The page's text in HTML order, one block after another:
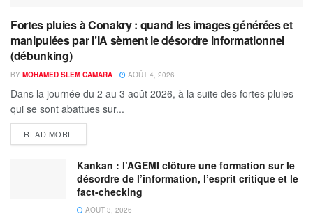
Fortes pluies à Conakry : quand les images générées et
manipulées par l’IA sèment le désordre informationnel
(débunking)
BY MOHAMED SLEM CAMARA AOÛT 4, 2026
Dans la journée du 2 au 3 août 2026, à la suite des fortes pluies
qui se sont abattues sur...
READ MORE
Kankan : l’AGEMI clôture une formation sur le
désordre de l’information, l’esprit critique et le
fact-checking
AOÛT 3, 2026